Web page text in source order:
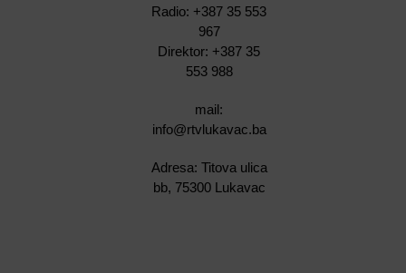
Radio: +387 35 553
967
Direktor: +387 35
553 988
mail:
info@rtvlukavac.ba
Adresa: Titova ulica
bb, 75300 Lukavac